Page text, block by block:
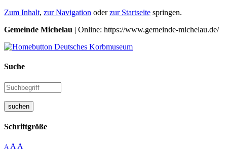
Zum Inhalt, zur Navigation oderzur Startseite springen.
Gemeinde Michelau | Online: https://www.gemeinde-michelau.de/
Suche
suchen
Schriftgröße
A A A